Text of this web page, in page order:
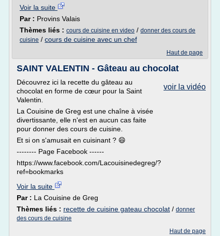
Voir la suite
Par : Provins Valais
Thèmes liés : cours de cuisine en video / donner des cours de
cuisine / cours de cuisine avec un chef
Haut de page
SAINT VALENTIN - Gâteau au chocolat
voir la vidéo
Découvrez ici la recette du gâteau au
chocolat en forme de cœur pour la Saint
Valentin.
La Couisine de Greg est une chaîne à visée
divertissante, elle n'est en aucun cas faite
pour donner des cours de cuisine.
Et si on s'amusait en cuisinant ? 😄
-------- Page Facebook ------
https://www.facebook.com/Lacouisinedegreg/?
ref=bookmarks
Voir la suite
Par : La Couisine de Greg
Thèmes liés : recette de cuisine gateau chocolat / donner
des cours de cuisine
Haut de page